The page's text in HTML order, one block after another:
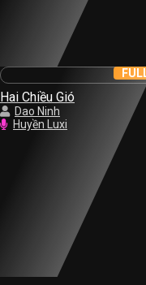
Hai Chiều Gió
Dao Ninh
Huyền Luxi